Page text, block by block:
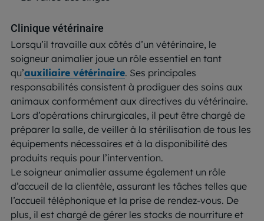
Clinique vétérinaire
Lorsqu’il travaille aux côtés d’un vétérinaire, le
soigneur animalier joue un rôle essentiel en tant
qu’auxiliaire vétérinaire. Ses principales
responsabilités consistent à prodiguer des soins aux
animaux conformément aux directives du vétérinaire.
Lors d’opérations chirurgicales, il peut être chargé de
préparer la salle, de veiller à la stérilisation de tous les
équipements nécessaires et à la disponibilité des
produits requis pour l’intervention.
Le soigneur animalier assume également un rôle
d’accueil de la clientèle, assurant les tâches telles que
l’accueil téléphonique et la prise de rendez-vous. De
plus, il est chargé de gérer les stocks de nourriture et